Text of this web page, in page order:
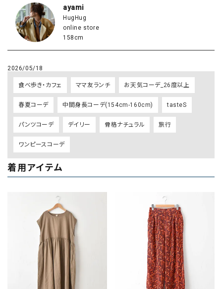
ayami
HugHug
online store
158cm
2026/05/18
食べ歩き・カフェ ママ友ランチ お天気コーデ_26度以上
春夏コーデ 中間身長コーデ(154cm-160cm) tasteS
パンツコーデ デイリー 骨格ナチュラル 旅行
ワンピースコーデ
着用アイテム